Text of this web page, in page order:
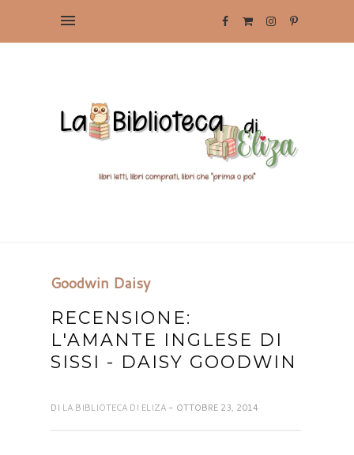
Goodwin Daisy
RECENSIONE:
L'AMANTE INGLESE DI
SISSI - DAISY GOODWIN
DI LA BIBLIOTECA DI ELIZA - OTTOBRE 23, 2014